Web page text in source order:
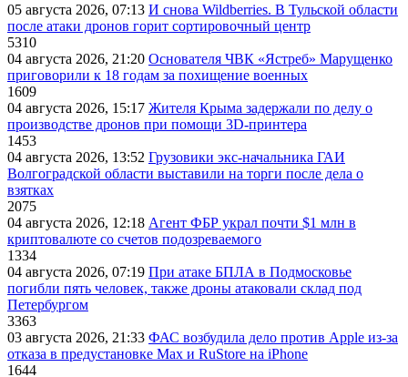
05 августа 2026, 07:13 И снова Wildberries. В Тульской области
после атаки дронов горит сортировочный центр
5310
04 августа 2026, 21:20 Основателя ЧВК «Ястреб» Марущенко
приговорили к 18 годам за похищение военных
1609
04 августа 2026, 15:17 Жителя Крыма задержали по делу о
производстве дронов при помощи 3D‑принтера
1453
04 августа 2026, 13:52 Грузовики экс-начальника ГАИ
Волгоградской области выставили на торги после дела о
взятках
2075
04 августа 2026, 12:18 Агент ФБР украл почти $1 млн в
криптовалюте со счетов подозреваемого
1334
04 августа 2026, 07:19 При атаке БПЛА в Подмосковье
погибли пять человек, также дроны атаковали склад под
Петербургом
3363
03 августа 2026, 21:33 ФАС возбудила дело против Apple из-за
отказа в предустановке Max и RuStore на iPhone
1644